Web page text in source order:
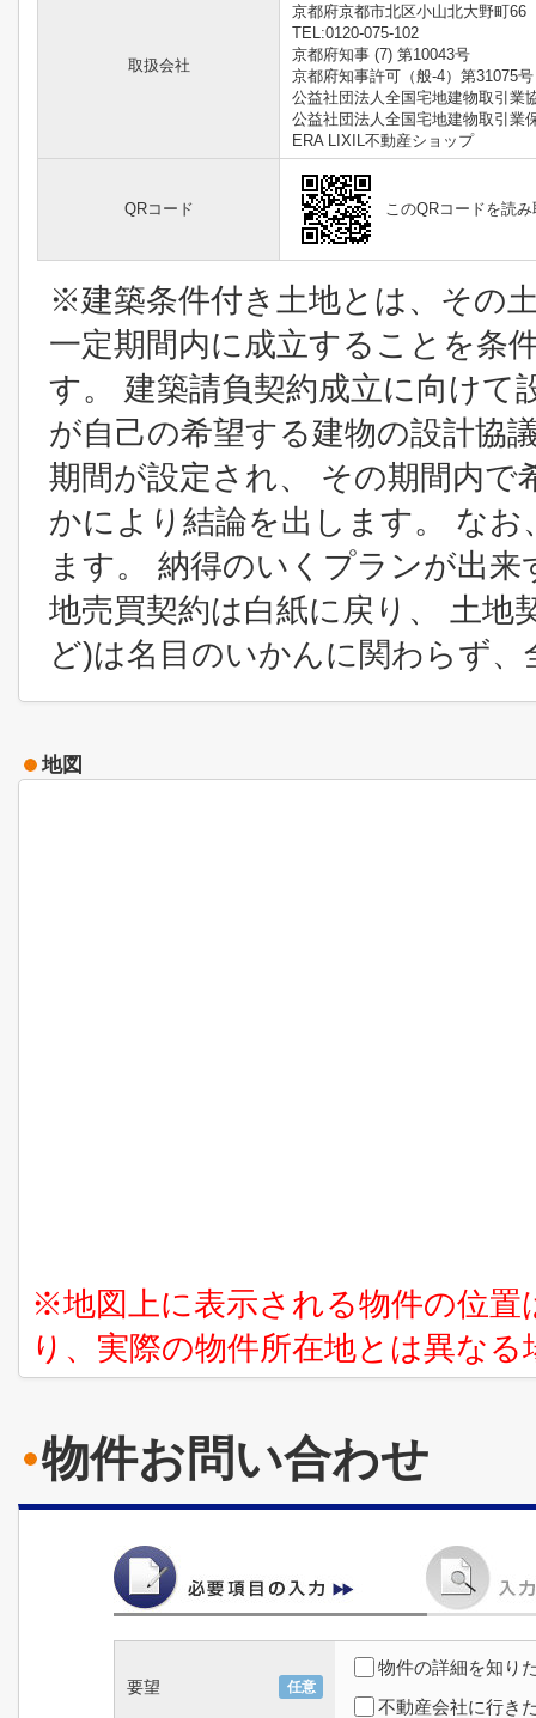
取扱会社
京都府京都市北区小山北大野町66
TEL:0120-075-102
京都府知事 (7) 第10043号
京都府知事許可（般-4）第31075号
公益社団法人全国宅地建物取引業
公益社団法人全国宅地建物取引業
ERA LIXIL不動産ショップ
QRコード このQRコードを読
※建築条件付き土地とは、その
一定期間内に成立することを条
す。 建築請負契約成立に向けて
が自己の希望する建物の設計協
期間が設定され、 その期間内
かにより結論を出します。 な
ます。 納得のいくプランが出
地売買契約は白紙に戻り、 土地
ど)は名目のいかんに関わらず
地図
※地図上に表示される物件の位
り、実際の物件所在地とは異な
物件お問い合わせ
要望 任意
物件の詳細を知り
不動産会社に行き